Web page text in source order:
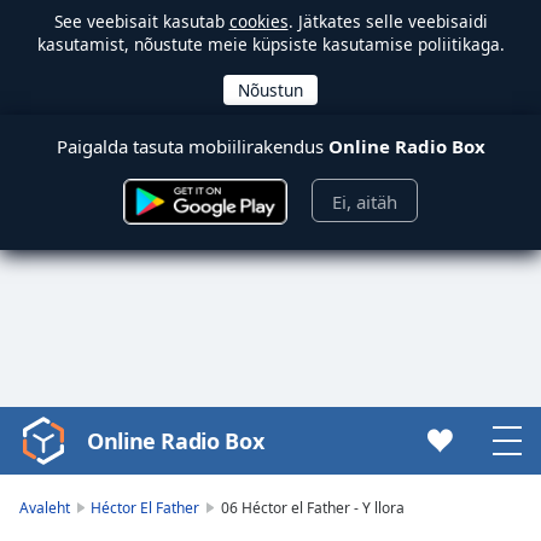
See veebisait kasutab cookies. Jätkates selle veebisaidi
kasutamist, nõustute meie küpsiste kasutamise poliitikaga.
Paigalda tasuta mobiilirakendus Online Radio Box
Ei, aitäh
Video
Player
Online Radio Box
Avaleht Héctor El Father 06 Héctor el Father - Y llora